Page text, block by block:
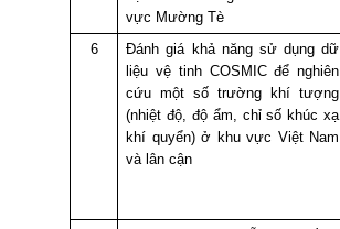
vực Mường Tè
6
Đánh giá khả năng sử dụng dữ
liệu vệ tinh COSMIC để nghiên
cứu một số trường khí tượng
(nhiệt độ, độ ẩm, chỉ số khúc xạ
khí quyển) ở khu vực Việt Nam
và lân cận